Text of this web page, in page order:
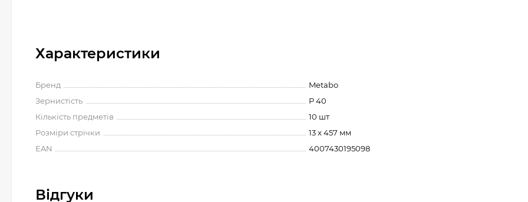
Характеристики
Бренд
Metabo
Зернистість
Р 40
Кількість предметів
10 шт
Розміри стрічки
13 x 457 мм
EAN
4007430195098
Відгуки